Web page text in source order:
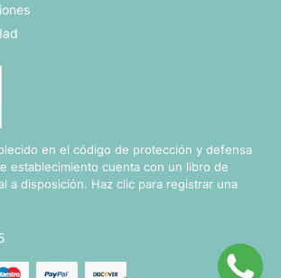
en el código de protección y defensa
establecimiento cuenta con un libro de
a disposición. Haz clic para registrar una